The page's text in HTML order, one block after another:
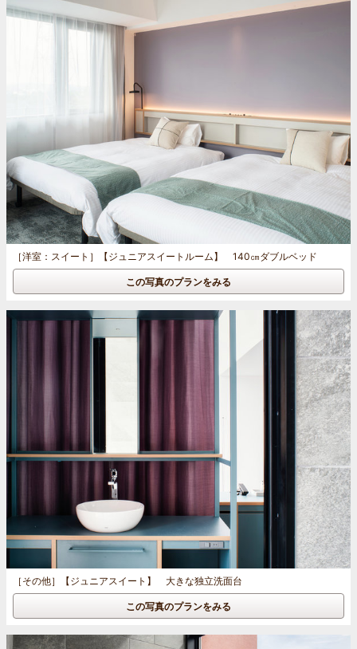
［洋室：スイート］ 【ジュニアスイートルーム】 140㎝ダブルベッド
この写真のプランをみる
［その他］ 【ジュニアスイート】 大きな独立洗面台
この写真のプランをみる